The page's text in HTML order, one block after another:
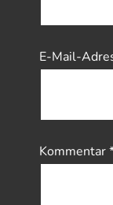
Kommentar
E-Mail-